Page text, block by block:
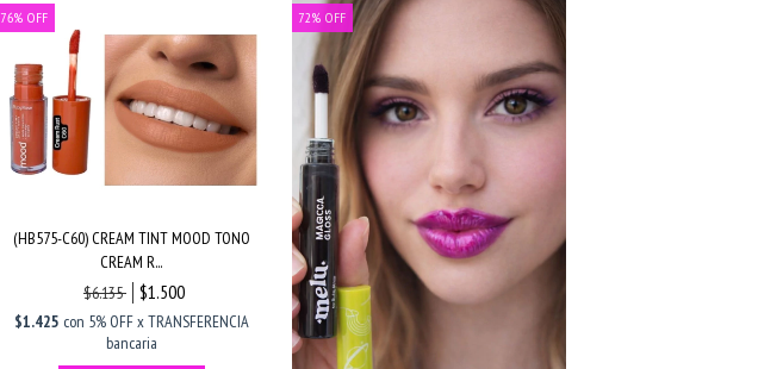
76% OFF
(HB575-C60) CREAM TINT MOOD TONO
CREAM R...
$6.135
$1.500
$1.425 con 5% OFF x TRANSFERENCIA
bancaria
72% OFF